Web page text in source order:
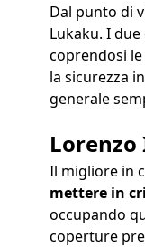
Dal punto di
Lukaku. I
coprendosi
la sicurezza
generale
Il migliore in
mettere in
occupando
coperture